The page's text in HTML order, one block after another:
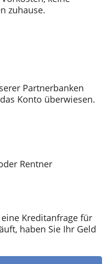
zuhause.
Partnerbanken
Konto überwiesen.
Rentner
Kreditanfrage für
haben Sie Ihr Geld